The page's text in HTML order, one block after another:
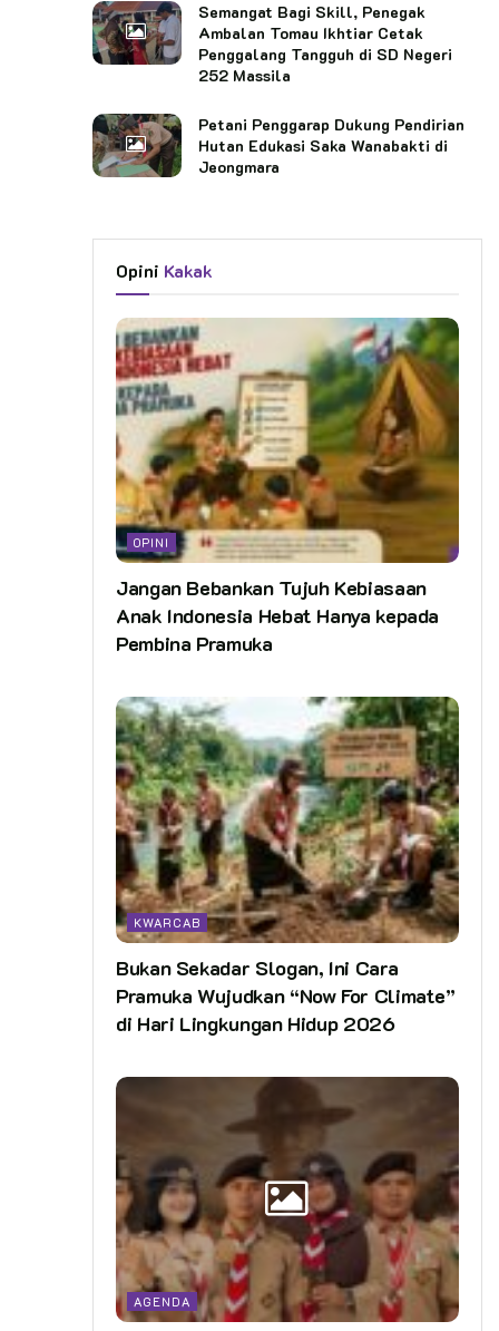
Semangat Bagi Skill, Penegak
Ambalan Tomau Ikhtiar Cetak
Penggalang Tangguh di SD Negeri
252 Massila
Petani Penggarap Dukung Pendirian
Hutan Edukasi Saka Wanabakti di
Jeongmara
Opini Kakak
OPINI
Jangan Bebankan Tujuh Kebiasaan
Anak Indonesia Hebat Hanya kepada
Pembina Pramuka
KWARCAB
Bukan Sekadar Slogan, Ini Cara
Pramuka Wujudkan “Now For Climate”
di Hari Lingkungan Hidup 2026
AGENDA